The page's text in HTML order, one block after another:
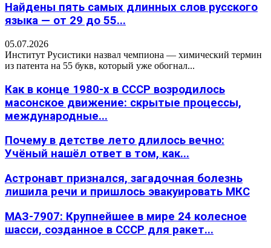
Найдены пять самых длинных слов русского
языка — от 29 до 55...
05.07.2026
Институт Русистики назвал чемпиона — химический термин
из патента на 55 букв, который уже обогнал...
Как в конце 1980-х в СССР возродилось
масонское движение: скрытые процессы,
международные...
Почему в детстве лето длилось вечно:
Учёный нашёл ответ в том, как...
Астронавт признался, загадочная болезнь
лишила речи и пришлось эвакуировать МКС
МАЗ-7907: Крупнейшее в мире 24 колесное
шасси, созданное в СССР для ракет...